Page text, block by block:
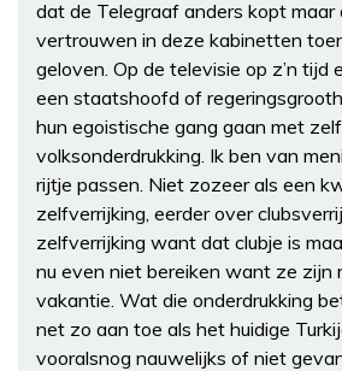
dat de Telegraaf anders kopt
vertrouwen in deze kabinetten
geloven. Op de televisie op z’n tijd
een staatshoofd of
hun egoistische gang gaan met
volksonderdrukking. Ik ben van
rijtje passen. Niet zozeer als een
zelfverrijking, eerder over
zelfverrijking want dat clubje is
nu even niet bereiken want ze zijn
vakantie. Wat die onderdrukking
net zo aan toe als het huidige
vooralsnog nauwelijks of niet